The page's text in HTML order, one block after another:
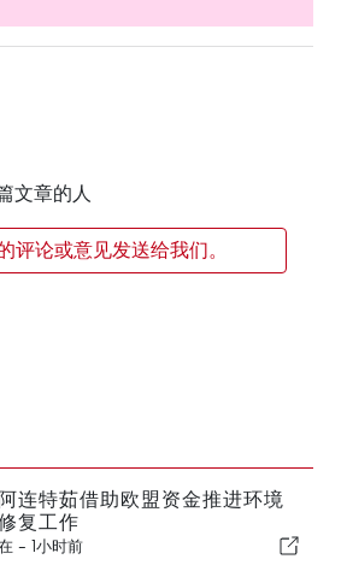
文章的人
评论或意见发送给我们。
阿连特茹借助欧盟资金推进环境
复工作
- 1小时前